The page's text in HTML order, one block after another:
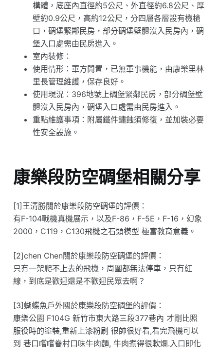
構體，底座內直徑約5公尺、外直徑約6.8公尺、厚
壁約0.9公尺，高約12公尺，分四層各層設有機槍
口，碉堡緊鄰民房，部分碉堡壁體沒入民房內，碉
堡入口處需由民房進入。
室內裝修：
使用情形：軍方閒置，已無軍事機能，由康樂里林
里長管理維護，保存良好。
使用現況：396地號上碉堡緊鄰民房，部分碉堡壁
體沒入民房內，碉堡入口處需由民房進入。
重點維護事項：附屬鐵件鏽蝕須修復，並加裝必要
性安全設施。
康樂段防空碉堡相關分享
[1]王清勝關於康樂段防空碉堡的評價：
有F-104戰機真機展示，以及F-86，F-5E，F-16，幻象
2000，C119，C130飛機之石頭模型 極富教育意義。
[2]chen Chen關於康樂段防空碉堡的評價：
只有一架爬不上去的飛機，周圍都無法停車，只有紅
線，到底是歡迎還是不歡迎民眾去啊？
[3]蝴蝶魚戶外關於康樂段防空碉堡的評價：
康樂公園 F104G 新竹市東大路三段377巷內 才剛比照
服役時的塗裝,重新上漆粉刷 很帥很好看,看完飛機可以
到 巷口嚐嚐眷村口味牛肉麵, 牛肉煮得很軟爛.入口即化